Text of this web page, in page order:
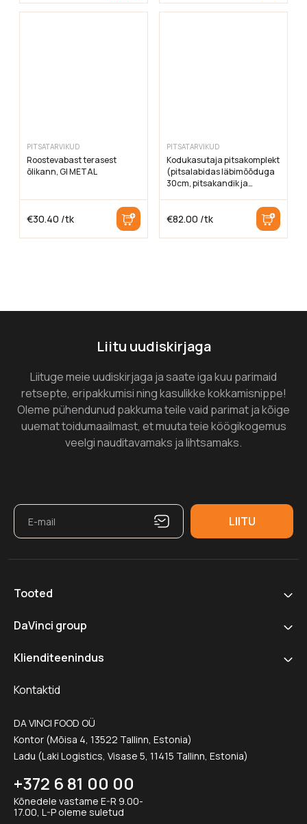
PITSATARVIKUD
Roostevabast terasest
õlikann, GI METAL
€30.40 /tk
PITSATARVIKUD
Kodukasutaja pitsakomplekt
(pitsalabidas läbimõõduga
30cm, pitsakandik ja
€82.00 /tk
Liitu uudiskirjaga
Liituge meie uudiskirjaga ja saate iga kuu parimaid
retsepte, eripakkumisi ning kasulikke kokkamisnippe!
Oleme pühendunud pakkuma teile vaid parimat ja kõige
uuemat toidumaailmast, et muuta teie köögikogemus
veelgi nauditavamaks ja lihtsamaks.
Tooted
DaVinci group
Klienditeenindus
Kontaktid
DA VINCI FOOD OÜ
Kontor (Mõisa 4, 13522 Tallinn, Estonia)
Ladu (Laki Logistics, Visase 5, 11415 Tallinn, Estonia)
+372 6 81 00 00
Kõnedele vastame E-R 9.00-
17.00, L-P oleme suletud